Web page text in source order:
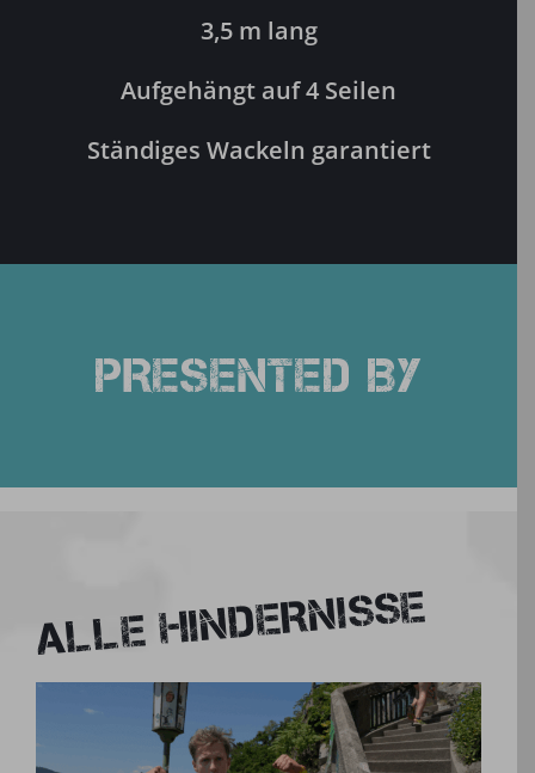
3,5 m lang
Aufgehängt auf 4 Seilen
Ständiges Wackeln garantiert
PRESENTED BY
ALLE HINDERNISSE